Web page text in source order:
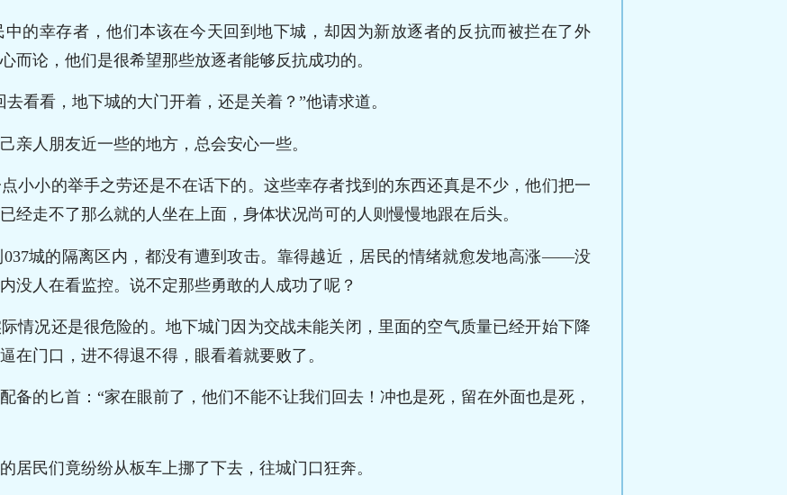
的幸存者，他们本该在今天回到地下城，却因为新放逐者的反抗而被拦在了外
而论，他们是很希望那些放逐者能够反抗成功的。
看看，地下城的大门开着，还是关着？”他请求道。
亲人朋友近一些的地方，总会安心一些。
小小的举手之劳还是不在话下的。这些幸存者找到的东西还真是不少，他们把一
经走不了那么就的人坐在上面，身体状况尚可的人则慢慢地跟在后头。
城的隔离区内，都没有遭到攻击。靠得越近，居民的情绪就愈发地高涨——没
没人在看监控。说不定那些勇敢的人成功了呢？
情况还是很危险的。地下城门因为交战未能关闭，里面的空气质量已经开始下降
在门口，进不得退不得，眼看着就要败了。
备的匕首：“家在眼前了，他们不能不让我们回去！冲也是死，留在外面也是死，
居民们竟纷纷从板车上挪了下去，往城门口狂奔。